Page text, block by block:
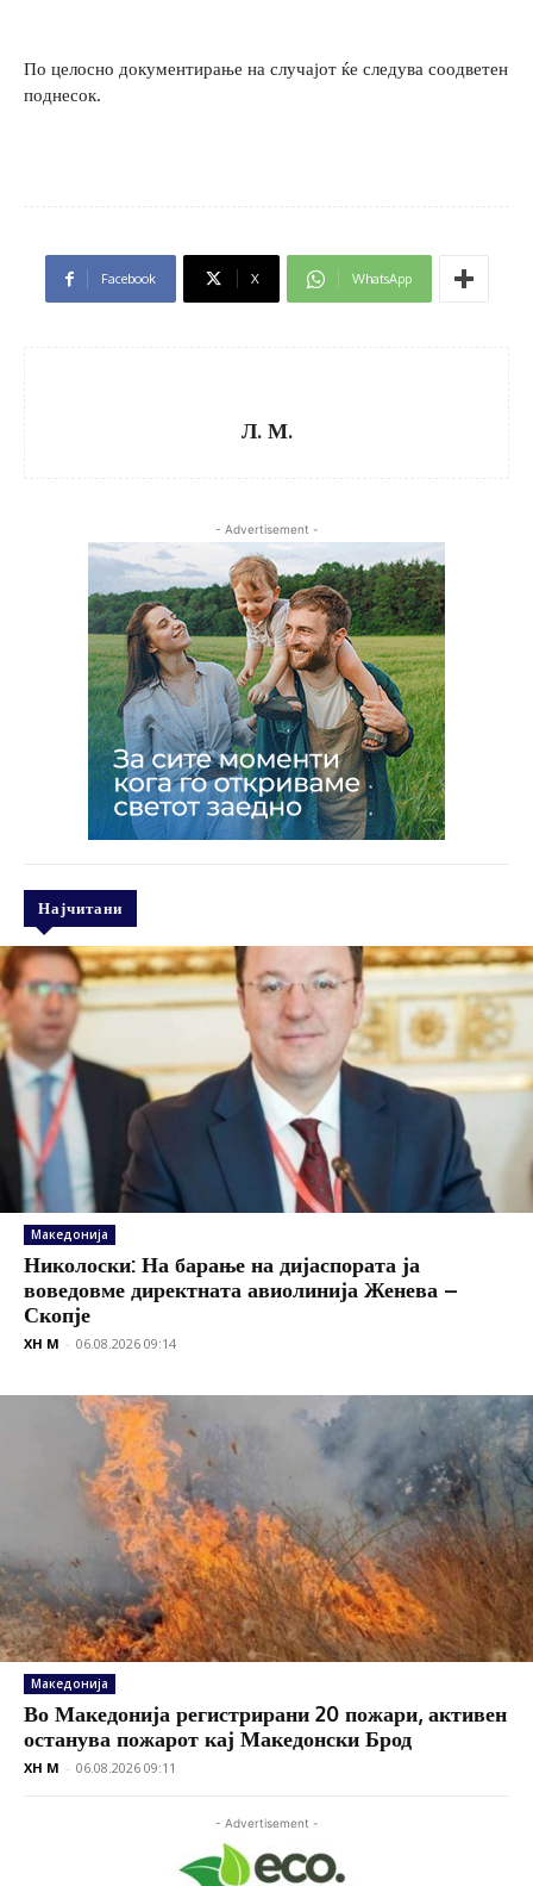
По целосно документирање на случајот ќе следува соодветен
поднесок.
Facebook X WhatsApp
Л. М.
- Advertisement -
Најчитани
Македонија
Николоски: На барање на дијаспората ја
воведовме директната авиолинија Женева –
Скопје
XH M - 06.08.2026 09:14
Македонија
Во Македонија регистрирани 20 пожари, активен
останува пожарот кај Македонски Брод
XH M - 06.08.2026 09:11
- Advertisement -